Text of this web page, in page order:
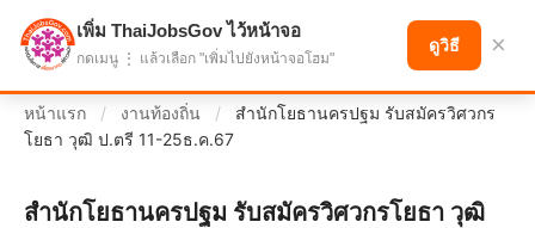
แบ่งปันโอกาส เพื่ออนาคตที่ก้าวหน้า
หน้าแรก / งานท้องถิ่น /
สำนักโยธานครปฐม รับสมัครวิศวกร
โยธา วุฒิ ป.ตรี 11-25ธ.ค.67
สำนักโยธานครปฐม รับสมัครวิศวกรโยธา วุฒิ
เพิ่ม ThaiJobsGov ไว้หน้าจอ
กดเมนู ⋮ แล้วเลือก "เพิ่มไปยังหน้าจอโฮม"
ดูวิธี ×